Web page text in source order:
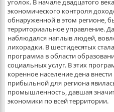
уголок. В начале двадцатого
экономического контроля
обнаруженной в этом регионе,
территориальное управление.
наблюдался наплыв людей,
лихорадки. В шестидесятых
программа в области
социальных услуг. В этих
коренное население дена
прибыльной для региона
промышленность, давшая
экономики по всей территории.